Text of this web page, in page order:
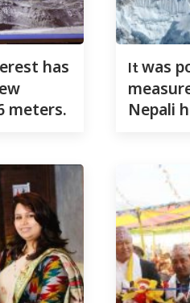
has
meters.
Itwas
Nepali